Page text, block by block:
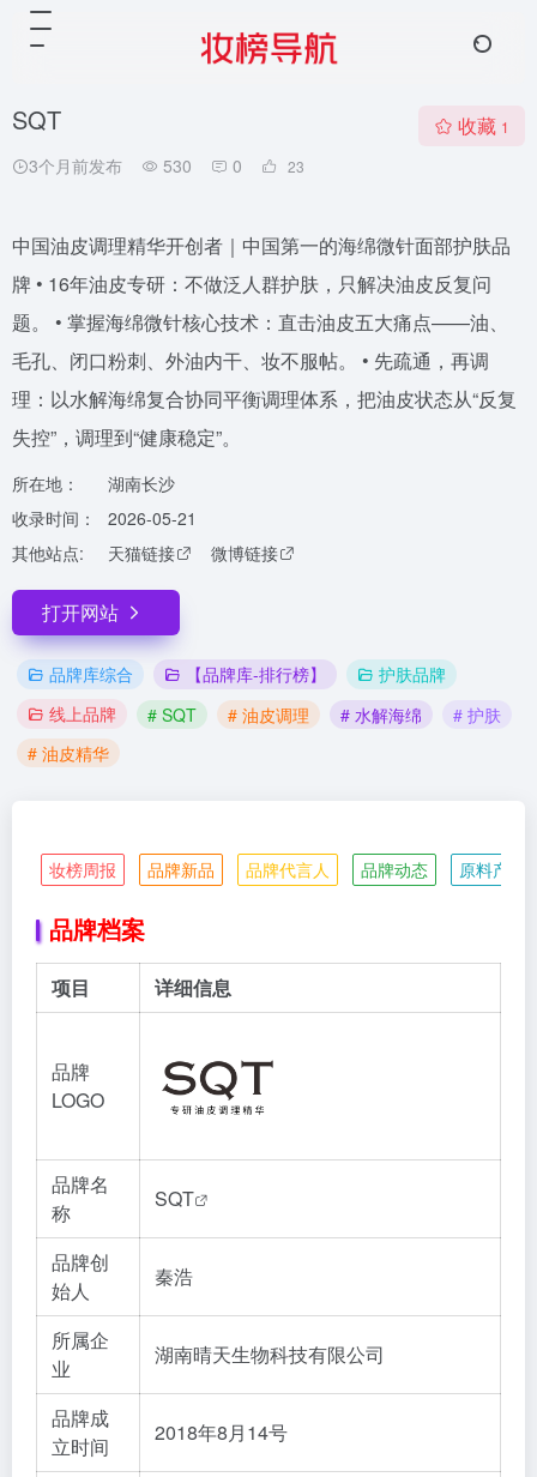
SQT
3个月前发布 530 0 23
收藏 1
中国油皮调理精华开创者｜中国第一的海绵微针面部护肤品
牌 • 16年油皮专研：不做泛人群护肤，只解决油皮反复问
题。 • 掌握海绵微针核心技术：直击油皮五大痛点——油、
毛孔、闭口粉刺、外油内干、妆不服帖。 • 先疏通，再调
理：以水解海绵复合协同平衡调理体系，把油皮状态从“反复
失控”，调理到“健康稳定”。
所在地：
湖南长沙
收录时间：
2026-05-21
其他站点:
天猫链接 微博链接
打开网站
品牌库综合 【品牌库-排行榜】
护肤品牌
线上品牌
# SQT # 油皮调理 # 水解海绵
# 护肤
# 油皮精华
妆榜周报 品牌新品 品牌代言人 品牌动态 原料产业
品牌档案
项目 详细信息
品牌
LOGO
品牌名
称
SQT
品牌创
始人
秦浩
所属企
业
湖南晴天生物科技有限公司
品牌成
立时间
2018年8月14号